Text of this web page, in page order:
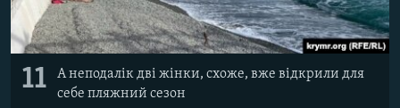
11
А неподалік дві жінки, схоже, вже відкрили для
себе пляжний сезон